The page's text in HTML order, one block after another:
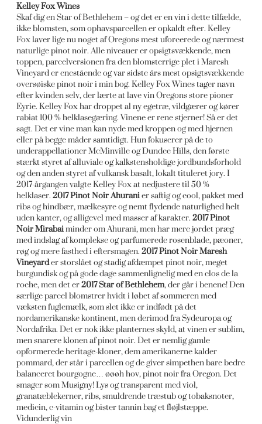
Kelley Fox Wines
Skaf dig en Star of Bethlehem – og det er en vin i dette tilfælde,
ikke blomsten, som ophavsparcellen er opkaldt efter. Kelley
Fox laver lige nu noget af Oregons mest uforcerede og nærmest
naturlige pinot noir. Alle niveauer er opsigtsvækkende, men
toppen, parcelversionen fra den blomsterrige plet i Maresh
Vineyard er enestående og var sidste års mest opsigtsvækkende
oversøiske pinot noir i min bog. Kelley Fox Wines tager navn
efter kvinden selv, der lærte at lave vin Oregons store pioner
Eyrie. Kelley Fox har droppet al ny egetræ, vildgærer og kører
rabiat 100 % helklasegæring. Vinene er rene stjerner! Så er det
sagt. Det er vine man kan nyde med kroppen og med hjernen
eller på begge måder samtidigt. Hun fokuserer på de to
underappellationer McMinville og Dundee Hills, den første
stærkt styret af alluviale og kalkstensholdige jordbundsforhold
og den anden styret af vulkansk basalt, lokalt tituleret jory. I
2017-årgangen valgte Kelley Fox at nedjustere til 50 %
helklaser.2017 Pinot Noir Ahuranier saftig og cool, pakket med
ribs og hindbær, mælkesyre og nemt flydende naturlighed helt
uden kanter, og alligevel med masser af karakter.2017 Pinot
Noir Mirabaiminder om Ahurani, men har mere jordet præg
med indslag af komplekse og parfumerede rosenblade, pæoner,
røg og mere fasthed i eftersmagen.2017 Pinot Noir Maresh
Vineyarder storslået og stadig afdæmpet pinot noir, meget
burgundisk og på gode dage sammenlignelig med en clos de la
roche, men det er2017 Star of Bethlehem, der går i benene! Den
særlige parcel blomstrer hvidt i løbet af sommeren med
væksten fuglemælk, som slet ikke er indfødt på det
nordamerikanske kontinent, men derimod fra Sydeuropa og
Nordafrika. Det er nok ikke planternes skyld, at vinen er sublim,
men snarere klonen af pinot noir. Det er nemlig gamle
opformerede heritage-kloner, dem amerikanerne kalder
pommard, der står i parcellen og de giver simpethen bare bedre
balanceret bourgogne… øøøh hov, pinot noir fra Oregon. Det
smager som Musigny! Lys og transparent med viol,
granatæblekerner, ribs, smuldrende træstub og tobaksnoter,
medicin, c-vitamin og bister tannin bag et fløjlstæppe.
Vidunderlig vin